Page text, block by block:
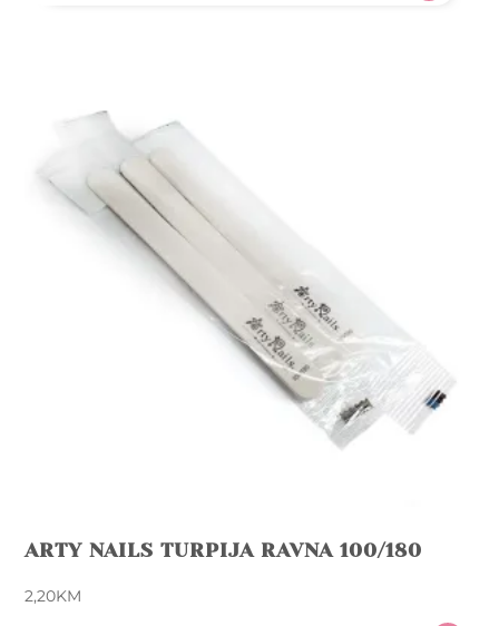
ARTY NAILS TURPIJA RAVNA 100/180
2,20KM